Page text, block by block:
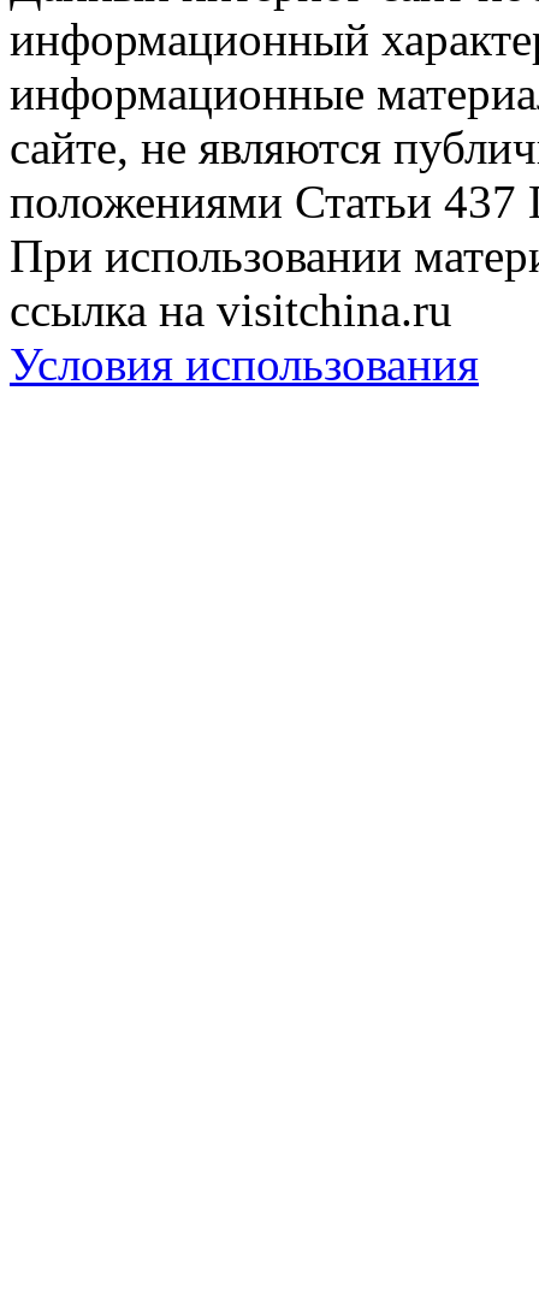
информационный
информационные
сайте, не являются
положениями Статьи 437
При использовании
ссылка на visitchina.ru
Условия использования